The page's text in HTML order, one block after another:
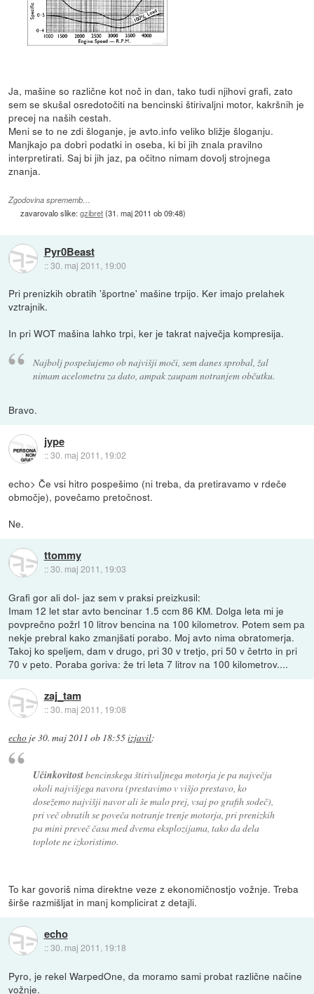
Ja, mašine so različne kot noč in dan, tako tudi njihovi grafi, zato
sem se skušal osredotočiti na bencinski štirivaljni motor, kakršnih je
precej na naših cestah.
Meni se to ne zdi šloganje, je avto.info veliko bližje šloganju.
Manjkajo pa dobri podatki in oseba, ki bi jih znala pravilno
interpretirati. Saj bi jih jaz, pa očitno nimam dovolj strojnega
znanja.
Zgodovina sprememb…
zavarovalo slike:gzibret(31. maj 2011 ob 09:48)
Pyr0Beast
::30. maj 2011, 19:00
Pri prenizkih obratih 'športne' mašine trpijo. Ker imajo prelahek
vztrajnik.
In pri WOT mašina lahko trpi, ker je takrat največja kompresija.
Najbolj pospešujemo ob najvišji moči, sem danes sprobal, žal
nimam acelometra za dato, ampak zaupam notranjem občutku.
Bravo.
jype
::30. maj 2011, 19:02
echo> Če vsi hitro pospešimo (ni treba, da pretiravamo v rdeče
območje), povečamo pretočnost.
Ne.
ttommy
::30. maj 2011, 19:03
Grafi gor ali dol- jaz sem v praksi preizkusil:
Imam 12 let star avto bencinar 1.5 ccm 86 KM. Dolga leta mi je
povprečno požrl 10 litrov bencina na 100 kilometrov. Potem sem pa
nekje prebral kako zmanjšati porabo. Moj avto nima obratomerja.
Takoj ko speljem, dam v drugo, pri 30 v tretjo, pri 50 v četrto in pri
70 v peto. Poraba goriva: že tri leta 7 litrov na 100 kilometrov....
zaj_tam
::30. maj 2011, 19:08
echo je30. maj 2011 ob 18:55izjavil:
Učinkovitostbencinskega štirivaljnega motorja je pa največja
okoli najvišjega navora (prestavimo v višjo prestavo, ko
dosežemo najvišji navor ali še malo prej, vsaj po grafih sodeč),
pri več obratih se poveča notranje trenje motorja, pri prenizkih
pa mini preveč časa med dvema eksplozijama, tako da dela
toplote ne izkoristimo.
To kar govoriš nima direktne veze z ekonomičnostjo vožnje. Treba
širše razmišljat in manj komplicirat z detajli.
echo
::30. maj 2011, 19:18
Pyro, je rekel WarpedOne, da moramo sami probat različne načine
vožnje.